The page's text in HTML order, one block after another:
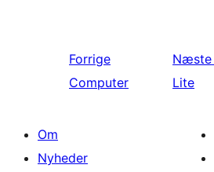
Forrige
Computer
Næste
Lite
Om
Nyheder